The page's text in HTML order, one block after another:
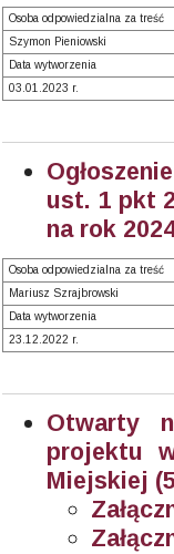
Osoba odpowiedzialna za treść
Szymon Pieniowski
Data wytworzenia
03.01.2023 r.
ust. 1 pkt
na rok
Osoba odpowiedzialna za treść
Mariusz Szrajbrowski
Data wytworzenia
23.12.2022 r.
Otwarty
projektu
Miejskiej